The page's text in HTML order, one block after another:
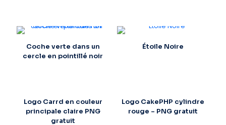
Coche verte dans un
cercle en pointillé noir
Étoile Noire
Logo Carrd en couleur
principale claire PNG
gratuit
Logo CakePHP cylindre
rouge – PNG gratuit